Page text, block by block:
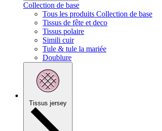
Collection de base
Tous les produits Collection de base
Tissus de fête et deco
Tissus polaire
Simili cuir
Tule & tule la mariée
Doublure
Tissus jersey